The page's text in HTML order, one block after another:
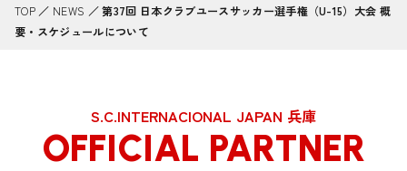
TOP ／ NEWS ／第37回 日本クラブユースサッカー選手権（U-15）大会 概
要・スケジュールについて
S.C.INTERNACIONAL JAPAN 兵庫
OFFICIAL PARTNER